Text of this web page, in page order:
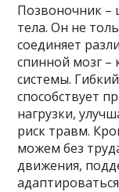
Позвоночник –
тела. Он не
соединяет
спинной мозг
системы.
способствует
нагрузки,
риск травм.
можем без
движения,